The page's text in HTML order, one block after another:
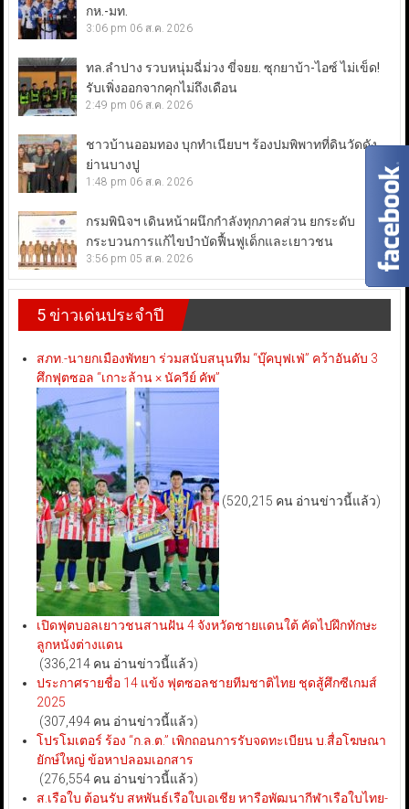
กห.-มท.
3:06 pm 06 ส.ค. 2026
ทล.ลำปาง รวบหนุ่มฉี่ม่วง ขี่จยย. ซุกยาบ้า-ไอซ์ ไม่เข็ด!
รับเพิ่งออกจากคุกไม่ถึงเดือน
2:49 pm 06 ส.ค. 2026
ชาวบ้านออมทอง บุกทำเนียบฯ ร้องปมพิพาทที่ดินวัดดัง
ย่านบางปู
1:48 pm 06 ส.ค. 2026
กรมพินิจฯ เดินหน้าผนึกกำลังทุกภาคส่วน ยกระดับ
กระบวนการแก้ไขบำบัดฟื้นฟูเด็กและเยาวชน
3:56 pm 05 ส.ค. 2026
5 ข่าวเด่นประจำปี
สภท.-นายกเมืองพัทยา ร่วมสนับสนุนทีม “บุ๊คบุฟเฟ่” คว้าอันดับ 3
ศึกฟุตซอล “เกาะล้าน × นัควีย์ คัพ”
(520,215 คน อ่านข่าวนี้แล้ว)
เปิดฟุตบอลเยาวชนสานฝัน 4 จังหวัดชายแดนใต้ คัดไปฝึกทักษะ
ลูกหนังต่างแดน
(336,214 คน อ่านข่าวนี้แล้ว)
ประกาศรายชื่อ 14 แข้ง ฟุตซอลชายทีมชาติไทย ชุดสู้ศึกซีเกมส์
2025
(307,494 คน อ่านข่าวนี้แล้ว)
โปรโมเตอร์ ร้อง “ก.ล.ต.” เพิกถอนการรับจดทะเบียน บ.สื่อโฆษณา
ยักษ์ใหญ่ ข้อหาปลอมเอกสาร
(276,554 คน อ่านข่าวนี้แล้ว)
ส.เรือใบ ต้อนรับ สหพันธ์เรือใบเอเชีย หารือพัฒนากีฬาเรือใบไทย-